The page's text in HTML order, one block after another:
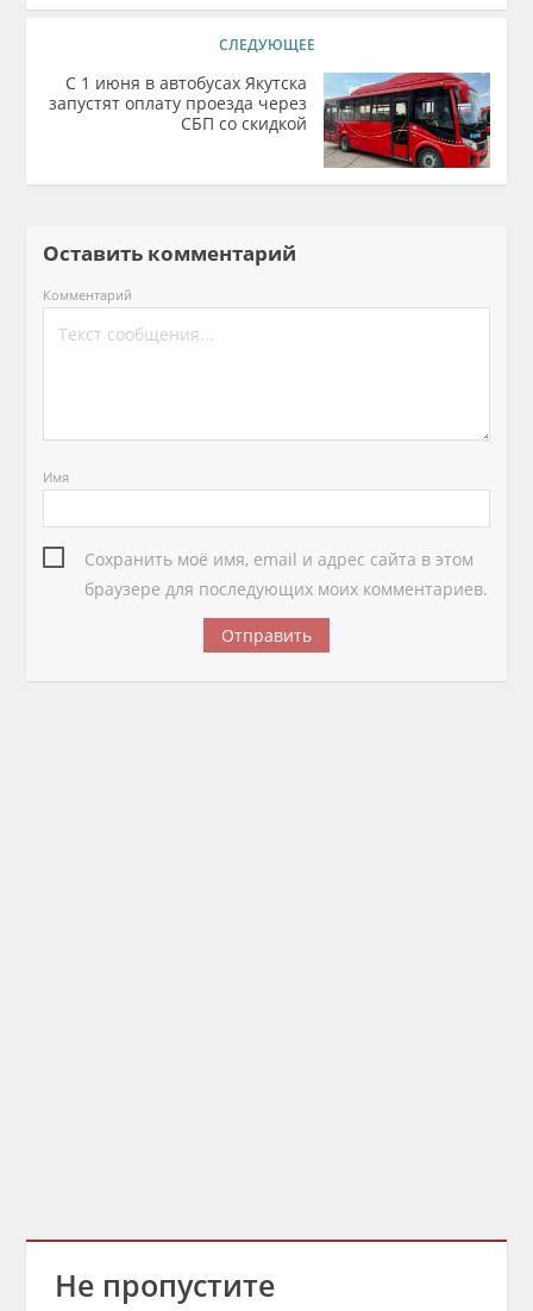
СЛЕДУЮЩЕЕ
C 1 июня в автобусах Якутска
запустят оплату проезда через
СБП со скидкой
Оставить комментарий
Комментарий
Имя
Сохранить моё имя, email и адрес сайта в этом
браузере для последующих моих комментариев.
Не пропустите